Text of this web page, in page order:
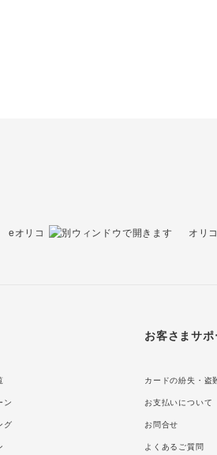
ン
グ
お客さまサポ
カードの紛失・盗
お支払いについて
お問合せ
よくあるご質問
eオリコ オリ